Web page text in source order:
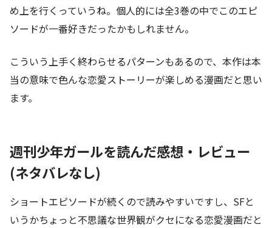
め上を行くっていうね。個人的には全3巻の中でこのエピ
ソードが一番好きだったかもしれません。
こういう上手く終わらせるパターンもあるので、本作は本
当の意味で色んな恋愛ストーリーが楽しめる漫画だと思い
ます。
週刊少年ガールを読んだ感想・レビュー
(ネタバレなし)
ショートエピソードが続くので読みやすいですし、SFと
いうかちょっと不思議な世界観がクセになる恋愛漫画だと